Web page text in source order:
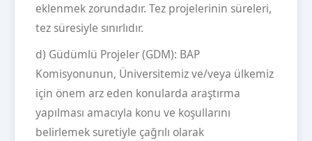
eklenmek zorundadır. Tez projelerinin süreleri,
tez süresiyle sınırlıdır.
d) Güdümlü Projeler (GDM): BAP
Komisyonunun, Üniversitemiz ve/veya ülkemiz
için önem arz eden konularda araştırma
yapılması amacıyla konu ve koşullarını
belirlemek suretiyle çağrılı olarak